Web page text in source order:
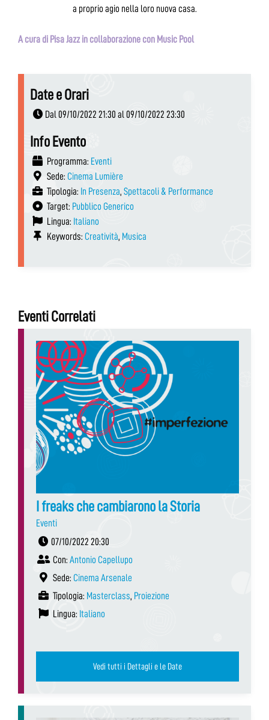
a proprio agio nella loro nuova casa.
A cura di Pisa Jazz in collaborazione con Music Pool
Date e Orari
Dal 09/10/2022 21:30 al 09/10/2022 23:30
Info Evento
Programma: Eventi
Sede: Cinema Lumière
Tipologia: In Presenza, Spettacoli & Performance
Target: Pubblico Generico
Lingua: Italiano
Keywords: Creatività, Musica
Eventi Correlati
I freaks che cambiarono la Storia
Eventi
07/10/2022 20:30
Con: Antonio Capellupo
Sede: Cinema Arsenale
Tipologia: Masterclass, Proiezione
Lingua: Italiano
Vedi tutti i Dettagli e le Date